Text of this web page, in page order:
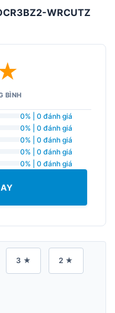
WRCUTZ
BÌNH
0% | 0 đánh giá
0% | 0 đánh giá
0% | 0 đánh giá
0% | 0 đánh giá
0% | 0 đánh giá
3 ★ 2 ★